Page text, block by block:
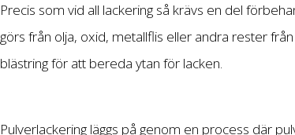
Precis som vid all lackering så krävs en del
görs från olja, oxid, metallflis eller andra rester
blästring för att bereda ytan för lacken.
Pulverlackering läggs på genom en process där